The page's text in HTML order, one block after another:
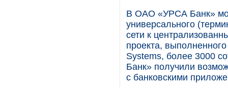
В ОАО «УРСА Банк»
универсального
сети к
проекта,
Systems, более 3000
Банк» получили
с банковскими